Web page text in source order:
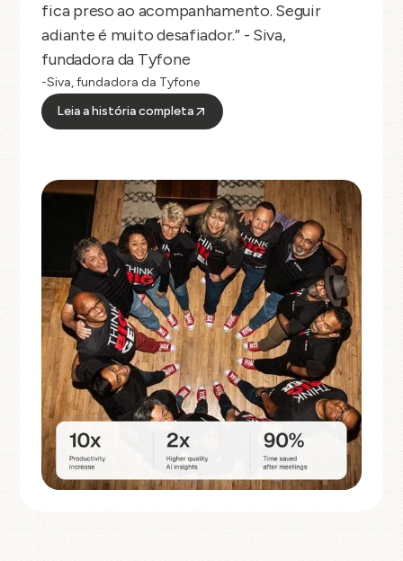
fica preso ao acompanhamento. Seguir
adiante é muito desafiador.” - Siva,
fundadora da Tyfone
-Siva, fundadora da Tyfone
Leia a história completa